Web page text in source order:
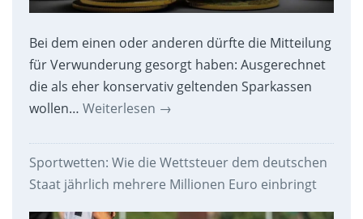
Bei dem einen oder anderen dürfte die Mitteilung
für Verwunderung gesorgt haben: Ausgerechnet
die als eher konservativ geltenden Sparkassen
wollen… Weiterlesen →
Sportwetten: Wie die Wettsteuer dem deutschen
Staat jährlich mehrere Millionen Euro einbringt